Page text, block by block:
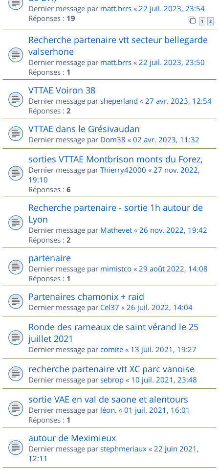
Dernier message par matt.brrs « 22 juil. 2023, 23:54
Réponses : 19 1 2
Recherche partenaire vtt secteur bellegarde
valserhone
Dernier message par matt.brrs « 22 juil. 2023, 23:50
Réponses : 1
VTTAE Voiron 38
Dernier message par sheperland « 27 avr. 2023, 12:54
Réponses : 2
VTTAE dans le Grésivaudan
Dernier message par Dom38 « 02 avr. 2023, 11:32
sorties VTTAE Montbrison monts du Forez,
Dernier message par Thierry42000 « 27 nov. 2022,
19:10
Réponses : 6
Recherche partenaire - sortie 1h autour de
Lyon
Dernier message par Mathevet « 26 nov. 2022, 19:42
Réponses : 2
partenaire
Dernier message par mimistco « 29 août 2022, 14:08
Réponses : 1
Partenaires chamonix + raid
Dernier message par Cel37 « 26 juil. 2022, 14:04
Ronde des rameaux de saint vérand le 25
juillet 2021
Dernier message par comite « 13 juil. 2021, 19:27
recherche partenaire vtt XC parc vanoise
Dernier message par sebrop « 10 juil. 2021, 23:48
sortie VAE en val de saone et alentours
Dernier message par léon. « 01 juil. 2021, 16:01
Réponses : 1
autour de Meximieux
Dernier message par stephmeriaux « 22 juin 2021,
12:11